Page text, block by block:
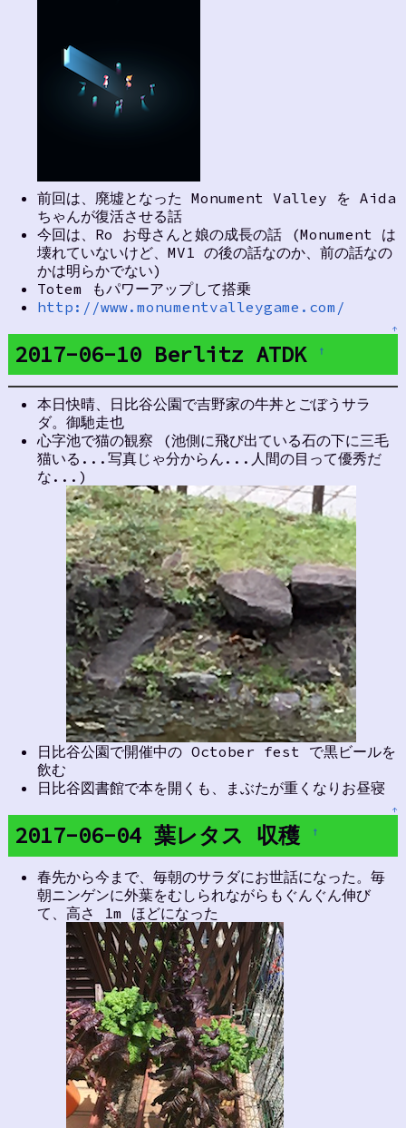
前回は、廃墟となった Monument Valley を Aida
ちゃんが復活させる話
今回は、Ro お母さんと娘の成長の話 (Monument は
壊れていないけど、MV1 の後の話なのか、前の話なの
かは明らかでない)
Totem もパワーアップして搭乗
http://www.monumentvalleygame.com/
↑
2017-06-10 Berlitz ATDK †
本日快晴、日比谷公園で吉野家の牛丼とごぼうサラ
ダ。御馳走也
心字池で猫の観察 (池側に飛び出ている石の下に三毛
猫いる...写真じゃ分からん...人間の目って優秀だ
な...)
日比谷公園で開催中の October fest で黒ビールを
飲む
日比谷図書館で本を開くも、まぶたが重くなりお昼寝
↑
2017-06-04 葉レタス 収穫 †
春先から今まで、毎朝のサラダにお世話になった。毎
朝ニンゲンに外葉をむしられながらもぐんぐん伸び
て、高さ 1m ほどになった